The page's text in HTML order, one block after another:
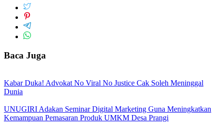
Baca Juga
Kabar Duka! Advokat No Viral No Justice Cak Soleh Meninggal
Dunia
UNUGIRI Adakan Seminar Digital Marketing Guna Meningkatkan
Kemampuan Pemasaran Produk UMKM Desa Prangi